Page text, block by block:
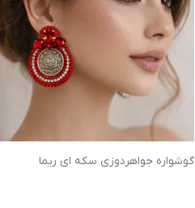
گوشواره جواهردوزی سکه ای ریما